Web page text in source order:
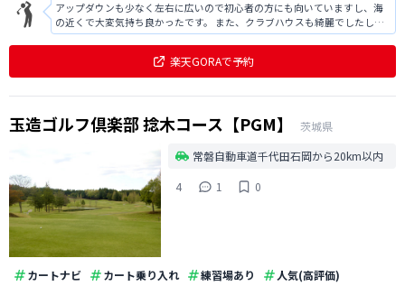
アップダウンも少なく左右に広いので初心者の方にも向いていますし、海
の近くで大変気持ち良かったです。 また、クラブハウスも綺麗でしたし、
食事のクオリティも高かったです。
楽天GORAで予約
玉造ゴルフ倶楽部 捻木コース【PGM】
茨城県
常磐自動車道千代田石岡から20km以内
4
1 0
カートナビ カート乗り入れ 練習場あり
人気(高評価)